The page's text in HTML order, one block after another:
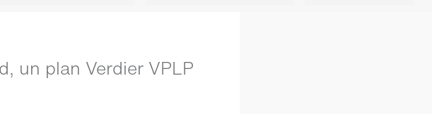
un plan Verdier VPLP